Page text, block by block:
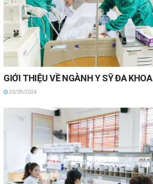
GIỚI THIỆU VỀ NGÀNH Y SỸ ĐA KHOA
20/09/2024